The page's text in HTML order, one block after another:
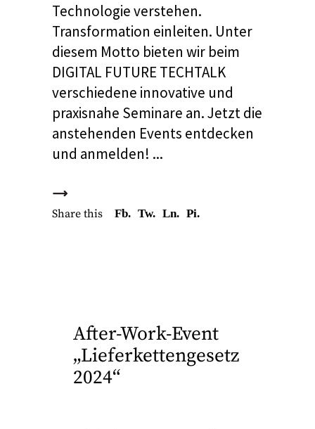
Technologie verstehen.
Transformation einleiten. Unter
diesem Motto bieten wir beim
DIGITAL FUTURE TECHTALK
verschiedene innovative und
praxisnahe Seminare an. Jetzt die
anstehenden Events entdecken
und anmelden!
Share this Fb. Tw. Ln. Pi.
After-Work-Event
„Lieferkettengesetz
2024“